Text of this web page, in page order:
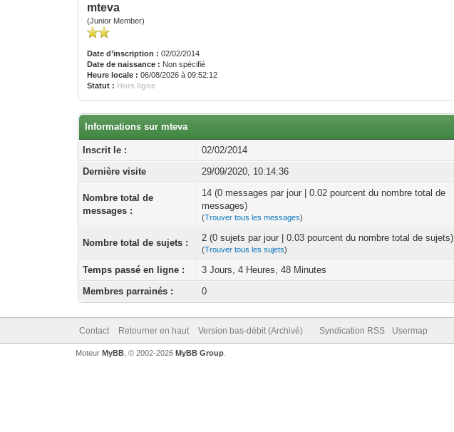
mteva
(Junior Member)
Date d’inscription : 02/02/2014
Date de naissance : Non spécifié
Heure locale : 06/08/2026 à 09:52:12
Statut : Hors ligne
Informations sur mteva
Inscrit le :
02/02/2014
Dernière visite
29/09/2020, 10:14:36
Nombre total de
messages :
14 (0 messages par jour | 0.02 pourcent du nombre total de
messages)
(Trouver tous les messages)
Nombre total de sujets : 2 (0 sujets par jour | 0.03 pourcent du nombre total de sujets)
(Trouver tous les sujets)
Temps passé en ligne :
3 Jours, 4 Heures, 48 Minutes
Membres parrainés :
0
Contact Retourner en haut Version bas-débit (Archivé) Syndication RSS Usermap
Moteur MyBB, © 2002-2026 MyBB Group.